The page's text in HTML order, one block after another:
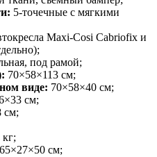
5-точечные с мягкими
Maxi-Cosi Cabriofix и
под рамой;
70×58×113 см;
виде: 70×58×40 см;
см;
см;
кг;
65×27×50 см;